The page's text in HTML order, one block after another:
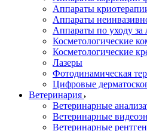
Аппараты
Аппараты
Аппараты по уходу за
Косметологические
Косметологические
Лазеры
Фотодинамическая
Цифровые
Ветеринария
Ветеринарные
Ветеринарные
Ветеринарные